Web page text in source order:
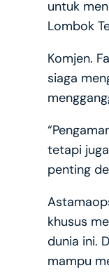
untuk
Lombok
Komjen.
siaga
tetapi
penting
khusus
dunia ini.
mampu